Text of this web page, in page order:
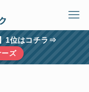
1位はコチラ⇒
ーズ